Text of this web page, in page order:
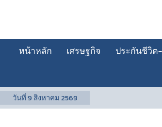
หน้าหลัก เศรษฐกิจ ประกันชีวิต
วันที่9 สิงหาคม 2569